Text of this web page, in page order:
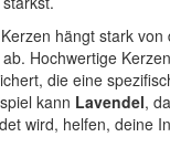
hängt stark von
Hochwertige
⁣die eine
kann Lavendel,
wird, helfen, deine